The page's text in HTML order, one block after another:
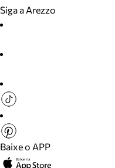
Siga a Arezzo
Baixe o APP